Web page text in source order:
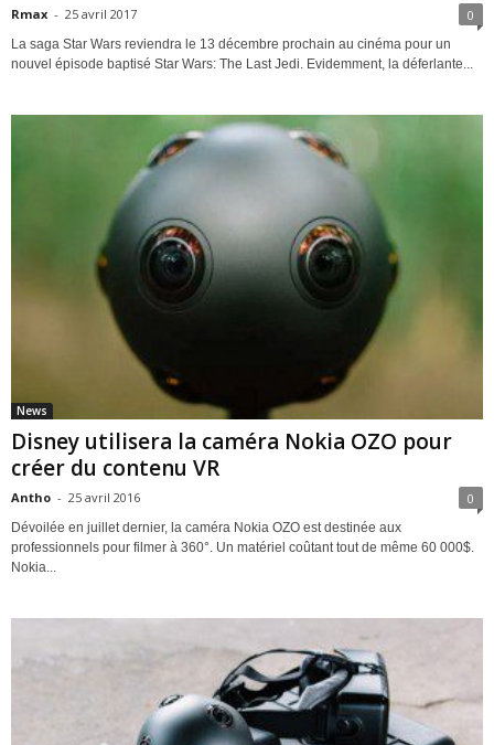
Rmax - 25 avril 2017 0
La saga Star Wars reviendra le 13 décembre prochain au cinéma pour un
nouvel épisode baptisé Star Wars: The Last Jedi. Evidemment, la déferlante...
News
Disney utilisera la caméra Nokia OZO pour
créer du contenu VR
Antho - 25 avril 2016 0
Dévoilée en juillet dernier, la caméra Nokia OZO est destinée aux
professionnels pour filmer à 360°. Un matériel coûtant tout de même 60 000$.
Nokia...